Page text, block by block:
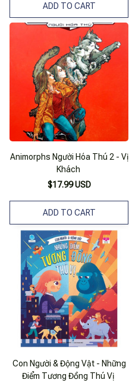
ADD TO CART
Animorphs Người Hóa Thú 2 - Vị
Khách
$17.99 USD
ADD TO CART
Con Người & Động Vật - Những
Điểm Tương Đồng Thú Vị